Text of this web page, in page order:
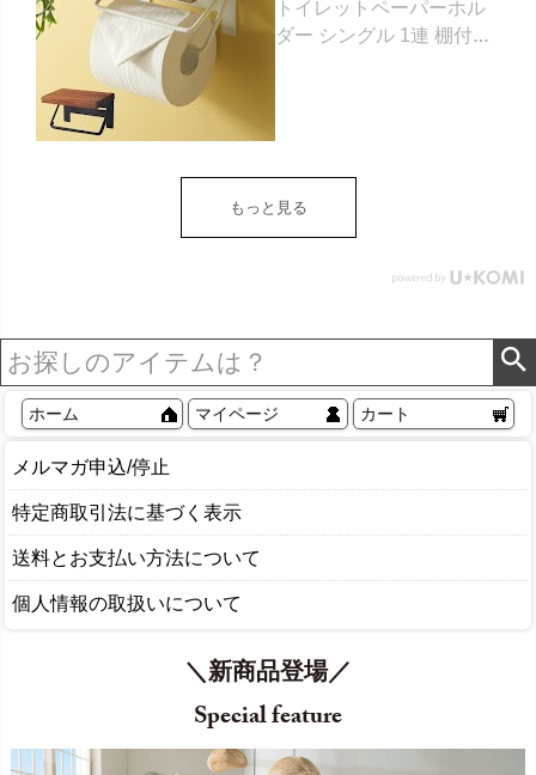
トイレットペーパーホル
ダー シングル 1連 棚付き
ダー 収納 DIY アンティー
ク ヴィンテージ ナチュラ
リア アジアン [84302] ホ
もっと見る
ホーム マイページ カート
メルマガ申込/停止
特定商取引法に基づく表示
送料とお支払い方法について
個人情報の取扱いについて
＼新商品登場／
Special feature